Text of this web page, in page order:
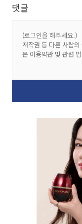
댓글